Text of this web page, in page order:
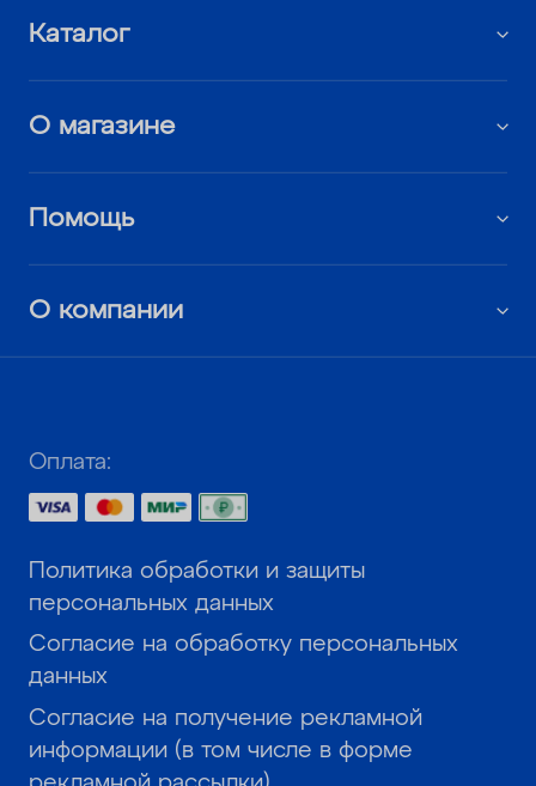
Каталог
О магазине
Помощь
О компании
Оплата:
Политика обработки и защиты
персональных данных
Согласие на обработку персональных
данных
Согласие на получение рекламной
информации (в том числе в форме